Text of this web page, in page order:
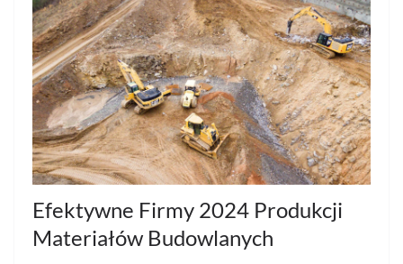
Efektywne Firmy 2024 Produkcji
Materiałów Budowlanych